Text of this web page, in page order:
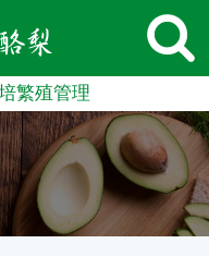
繁殖管理